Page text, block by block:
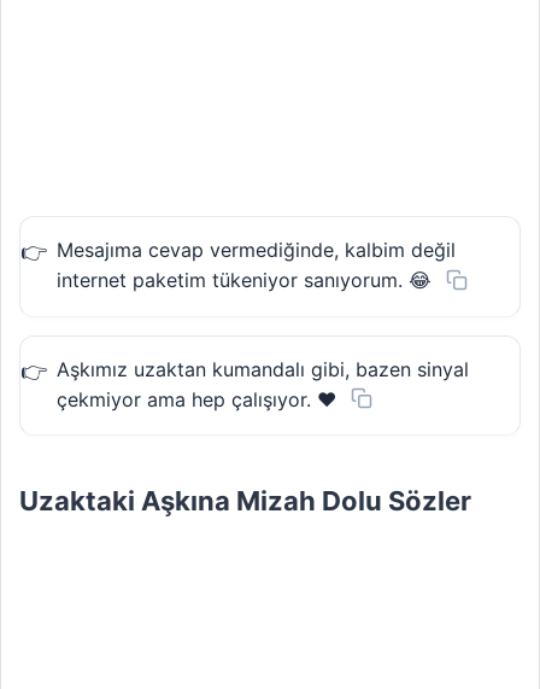
Mesajıma cevap vermediğinde, kalbim değil
internet paketim tükeniyor sanıyorum. 😂
Aşkımız uzaktan kumandalı gibi, bazen sinyal
çekmiyor ama hep çalışıyor. ❤️
Uzaktaki Aşkına Mizah Dolu Sözler